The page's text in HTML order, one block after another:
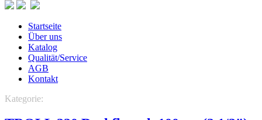
Startseite
Über uns
Katalog
Qualität/Service
AGB
Kontakt
Kategorie: